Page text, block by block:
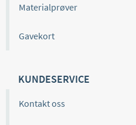
Materialprøver
Gavekort
KUNDESERVICE
Kontakt oss